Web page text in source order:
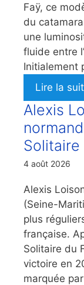
Faÿ, ce
du
une
fluide entre
Initialement
Lire la
Alexis
Solitaire
4 août 2026
Alexis
(Seine-
plus
française.
Solitaire du
victoire en
marquée